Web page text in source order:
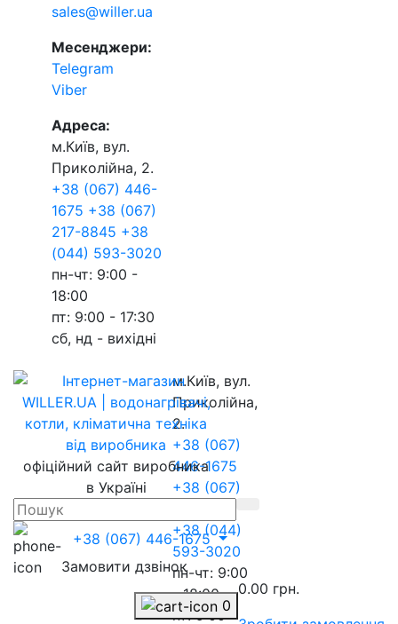
sales@willer.ua
Месенджери:
Telegram
Viber
Адреса:
м.Київ, вул.
Приколійна, 2.
+38 (067) 446-
1675 +38 (067)
217-8845 +38
(044) 593-3020
пн-чт: 9:00 -
18:00
пт: 9:00 - 17:30
сб, нд - вихідні
м.Київ, вул.
Приколійна,
2.
+38 (067)
446-1675
+38 (067)
+38 (044)
593-3020
пн-чт: 9:00
- 18:00
пт: 9:00 -
офіційний сайт виробника
в Україні
+38 (067) 446-1675
Замовити дзвінок
0
0.00 грн.